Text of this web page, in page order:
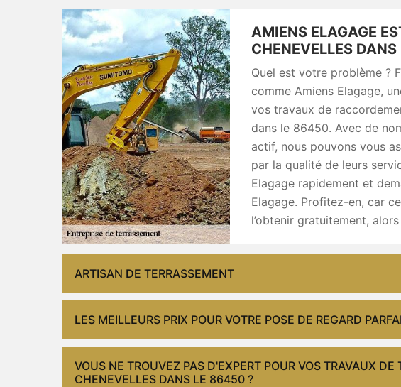
AMIENS ELAGAGE
CHENEVELLES
Quel est votre problème ?
comme Amiens Elagage,
vos travaux de
dans le 86450. Avec de
actif, nous pouvons vous
par la qualité de leurs
Elagage rapidement et
Elagage. Profitez-en, car
l’obtenir gratuitement,
ARTISAN DE TERRASSEMENT
LES MEILLEURS PRIX POUR VOTRE POSE DE REGARD
VOUS NE TROUVEZ PAS D'EXPERT POUR VOS TRAVAUX DE
CHENEVELLES DANS LE 86450 ?